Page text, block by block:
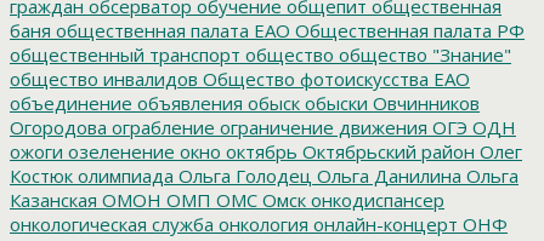
граждан обсерватор обучение общепит общественная
баня общественная палата ЕАО Общественная палата РФ
общественный транспорт общество общество "Знание"
общество инвалидов Общество фотоискусства ЕАО
объединение объявления обыск обыски Овчинников
Огородова ограбление ограничение движения ОГЭ ОДН
ожоги озеленение окно октябрь Октябрьский район Олег
Костюк олимпиада Ольга Голодец Ольга Данилина Ольга
Казанская ОМОН ОМП ОМС Омск онкодиспансер
онкологическая служба онкология онлайн-концерт ОНФ